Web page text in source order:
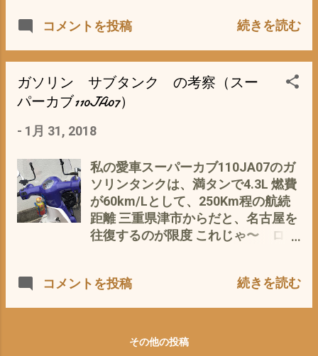
ス・・・・・(ﾟ∀ﾟ) ちなみにこのサ
の華麗なる生活
http://terute3402.seesaa.net/
早速、検品(p_-) オイル漏れもな
タリかも＼(^o^)／ で、もって、つ
いでに、 ノーマルサスと、お宝カヤ
バ KYBの330T とシッカリと比較
してみることに(p_-) 当然、上下カ
ラーの間（取り付け長）は330ｃｍ
ーパーカブ110JA07） カヤバ
KYB330 カヤバKYB MGS330T ノー
マルサスが一本800グラム
MGS330が1.4Kg MGS330Tが1.6kg
なんと(・∀・)ノーマルの2倍の重さ
アッパーラバーやカラー、コイルの
か気持ち少し太い バネレートが違う
のか？ で、結論として、 ノーマルサ
コメントを投稿 続きを読む
ガソリン サブタンク の考察（スー
パーカブ110JA07）
- 1月 31, 2018
私の愛車スーパーカブ110JA07のガ
ソリンタンクは、満タンで4.3L 燃費
が60km/Lとして、250Km程の航続
距離 三重県津市からだと、名古屋を
往復するのが限度 これじゃ〜 ロン
通勤でも、ズボラな私は、ついつい
ソリンスタンドへ ってことこも
コメントを投稿 続きを読む
その他の投稿